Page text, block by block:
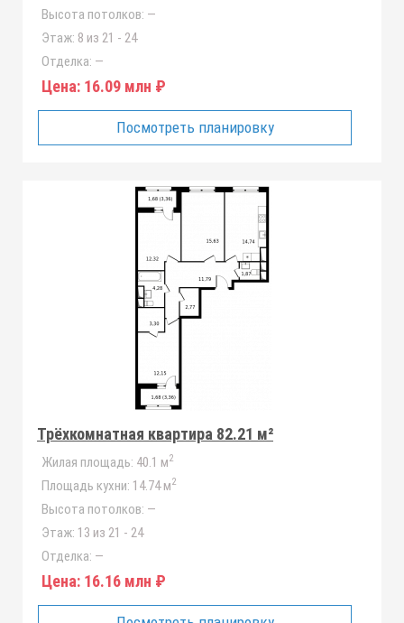
Высота потолков: —
Этаж: 8 из 21 - 24
Отделка: —
Цена: 16.09 млн ₽
Посмотреть планировку
Трёхкомнатная квартира 82.21 м²
Жилая площадь: 40.1 м2
Площадь кухни: 14.74 м2
Высота потолков: —
Этаж: 13 из 21 - 24
Отделка: —
Цена: 16.16 млн ₽